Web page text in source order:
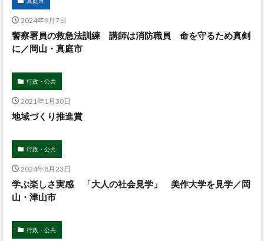
2024年9月7日
警察署員の救急法訓練 講師は消防職員 命を守るため真剣
に／岡山・真庭市
行政・公共
2021年1月30日
地域づくり推進賞
行政・公共
2024年8月23日
学ぶ楽しさ実感 「大人の社会見学」 美作大学を見学／岡
山・津山市
行政・公共